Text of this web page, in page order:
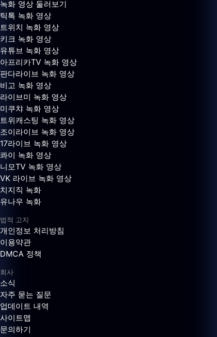
녹화 영상 둘러보기
틱톡 녹화 영상
트위치 녹화 영상
키크 녹화 영상
유튜브 녹화 영상
아프리카TV 녹화 영상
판다라이브 녹화 영상
비고 녹화 영상
라이브미 녹화 영상
미쿠챠 녹화 영상
트위캐스팅 녹화 영상
조이라이브 녹화 영상
17라이브 녹화 영상
콰이 녹화 영상
니모TV 녹화 영상
VK 라이브 녹화 영상
치지직 녹화
유나우 녹화
법적 고지
개인정보 처리방침
이용약관
DMCA 정책
회사
소식
자주 묻는 질문
업데이트 내역
사이트맵
문의하기